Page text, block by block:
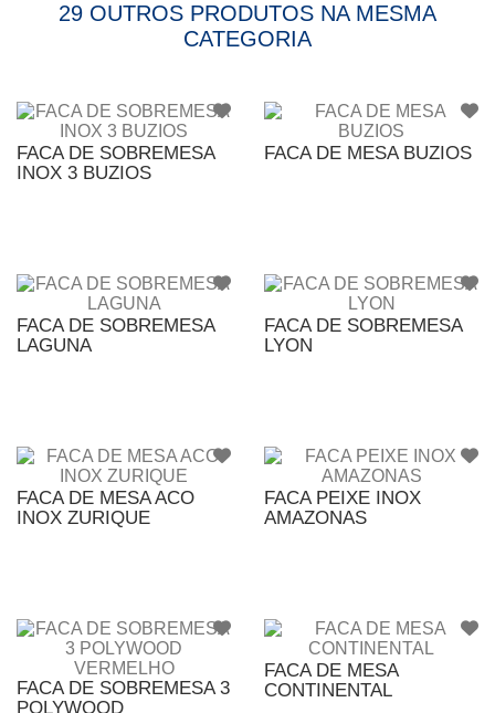
29 OUTROS PRODUTOS NA MESMA
CATEGORIA
FACA DE SOBREMESA
INOX 3 BUZIOS
FACA DE MESA BUZIOS
FACA DE SOBREMESA
LAGUNA
FACA DE SOBREMESA
LYON
FACA DE MESA ACO
INOX ZURIQUE
FACA PEIXE INOX
AMAZONAS
FACA DE SOBREMESA 3
POLYWOOD
FACA DE MESA
CONTINENTAL